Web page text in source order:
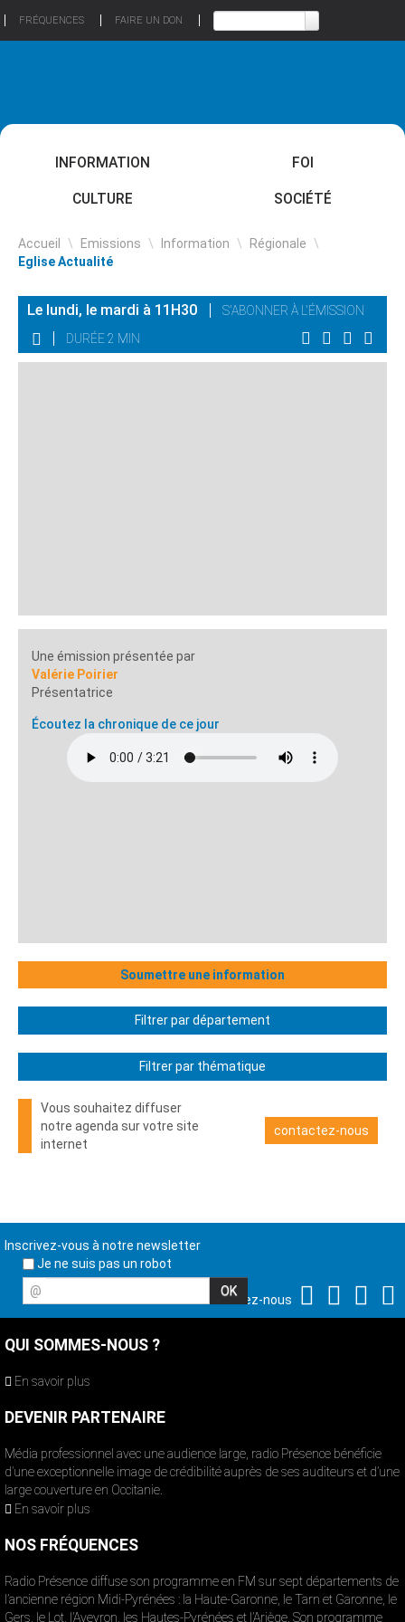
FRÉQUENCES FAIRE UN DON
INFORMATION FOI
CULTURE SOCIÉTÉ
Accueil \ Emissions \ Information \ Régionale \
Eglise Actualité
Le lundi, le mardi à 11H30
S'ABONNER À L'ÉMISSION
DURÉE 2 MIN
Une émission présentée par
Valérie Poirier
Présentatrice
Écoutez la chronique de ce jour
Soumettre une information
Filtrer par département
Filtrer par thématique
Vous souhaitez diffuser
notre agenda sur votre site
internet
contactez-nous
Inscrivez-vous à notre newsletter
Je ne suis pas un robot
@
Suivez-nous
QUI SOMMES-NOUS ?
En savoir plus
DEVENIR PARTENAIRE
Média professionnel avec une audience large, radio Présence bénéficie
d’une exceptionnelle image de crédibilité auprès de ses auditeurs et d’une
large couverture en Occitanie.
En savoir plus
NOS FRÉQUENCES
Radio Présence diffuse son programme en FM sur sept départements de
l’ancienne région Midi-Pyrénées : la Haute-Garonne, le Tarn et Garonne, le
Gers, le Lot, l’Aveyron, les Hautes-Pyrénées et l’Ariège. Son programme